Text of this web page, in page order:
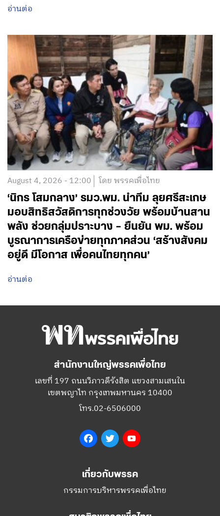
อ่านต่อ
August 4, 2026 - 12:00 โดย พรรคเพื่อไทย
‘นิกร โสมกลาง’ รมว.พม. นำทีม ลุยศรีสะเกษ
มอบสิทธิสวัสดิการทุกช่วงวัย พร้อมบ้านสาน
พลัง ช่วยกลุ่มปราะบาง – ยืนยัน พม. พร้อม
บูรณาการเครือข่ายทุกภาคส่วน ‘สร้างสังคม
อยู่ดี มีโอกาส เพื่อคนไทยทุกคน’
อ่านต่อ
สำนักงานใหญ่พรรคเพื่อไทย
เลขที่ 197 ถนนวิภาวดีรังสิต แขวงสามเสนใน
เขตพญาไท กรุงเทพมหานคร 10400
โทร.02-6506000
FacebookTwitter
เกี่ยวกับพรรค
กรรมการบริหารพรรคเพื่อไทย